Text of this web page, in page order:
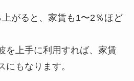
がると、家賃も1〜2％ほど
を上手に利用すれば、家賃
にもなります。